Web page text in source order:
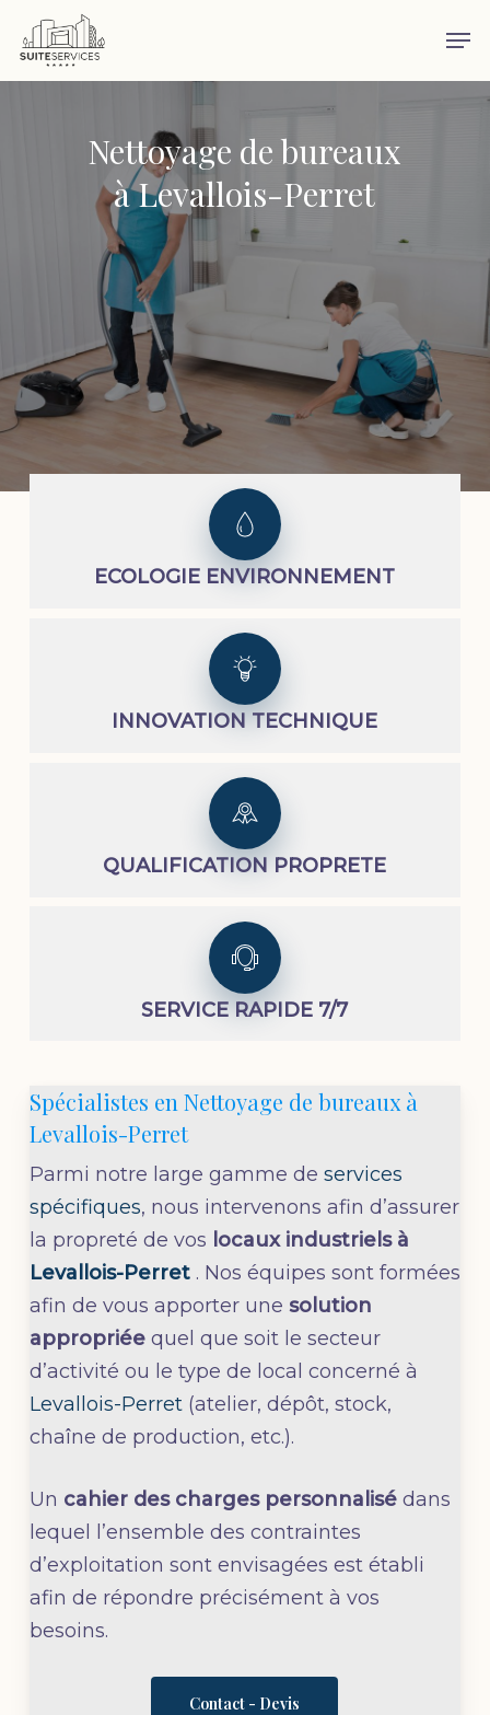
Skip
main
Nettoyage de bureaux
à Levallois-Perret
ECOLOGIE ENVIRONNEMENT
INNOVATION TECHNIQUE
QUALIFICATION PROPRETE
SERVICE RAPIDE 7/7
Spécialistes en Nettoyage de bureaux à
Levallois-Perret
Parmi notre large gamme de services
spécifiques, nous intervenons afin d’assurer
la propreté de vos locaux industriels à
Levallois-Perret . Nos équipes sont formées
afin de vous apporter une solution
appropriéequel que soit le secteur
d’activité ou le type de local concerné à
Levallois-Perret(atelier, dépôt, stock,
chaîne de production, etc.).
Un cahier des charges personnalisédans
lequel l’ensemble des contraintes
d’exploitation sont envisagées est établi
afin de répondre précisément à vos
besoins.
Contact - Devis